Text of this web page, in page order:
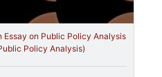
Essay on Public Policy Analysis
Policy Analysis)